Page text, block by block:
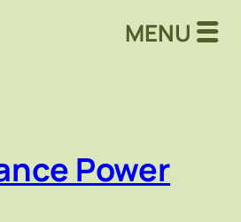
Power
MENU